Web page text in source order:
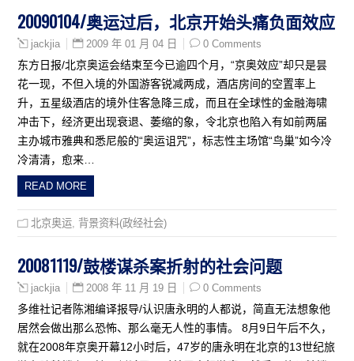
20090104/奥运过后，北京开始头痛负面效应
jackjia 2009 年 01 月 04 日 0 Comments
东方日报/北京奥运会结束至今已逾四个月，“京奥效应”却只是昙
花一现，不但入境的外国游客锐减两成，酒店房间的空置率上
升，五星级酒店的境外住客急降三成，而且在全球性的金融海啸
冲击下，经济更出现衰退、萎缩的象，令北京也陷入有如前两届
主办城市雅典和悉尼般的“奥运诅咒”，标志性主场馆“鸟巢”如今冷
冷清清，愈来…
READ MORE
北京奥运 背景资料(政经社会)
20081119/鼓楼谋杀案折射的社会问题
jackjia 2008 年 11 月 19 日 0 Comments
多维社记者陈湘编译报导/认识唐永明的人都说，简直无法想象他
居然会做出那么恐怖、那么毫无人性的事情。 8月9日午后不久，
就在2008年京奥开幕12小时后，47岁的唐永明在北京的13世纪旅